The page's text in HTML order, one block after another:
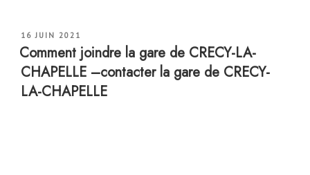
PUBLIÉ
LE
16 JUIN 2021
Comment joindre la gare de CRECY-LA-
CHAPELLE –contacter la gare de CRECY-
LA-CHAPELLE